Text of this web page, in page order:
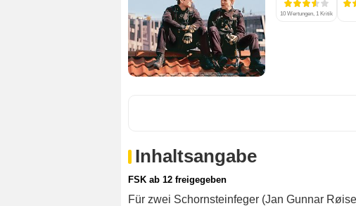
10 Wertungen, 1 Kritik
Inhaltsangabe
FSK ab 12 freigegeben
Für zwei Schornsteinfeger (Jan Gunnar